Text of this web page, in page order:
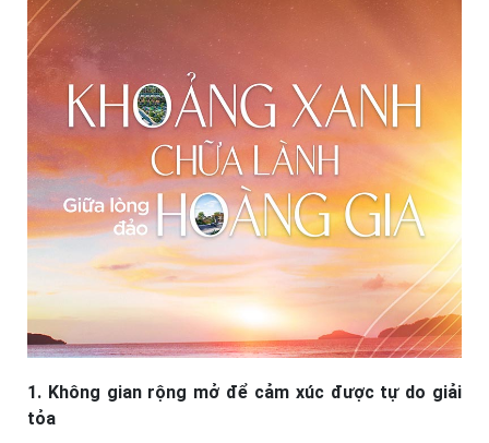
1. Không gian rộng mở để cảm xúc được tự do giải
tỏa